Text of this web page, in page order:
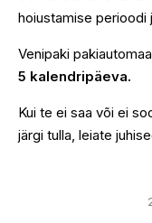
hoiustamise perioodi
Venipaki
5 kalendripäeva.
Kui te ei saa või ei
järgi tulla, leiate